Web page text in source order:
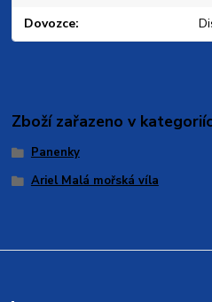
Dovozce
Zboží zařazeno v
Panenky
Ariel Malá mořská víla